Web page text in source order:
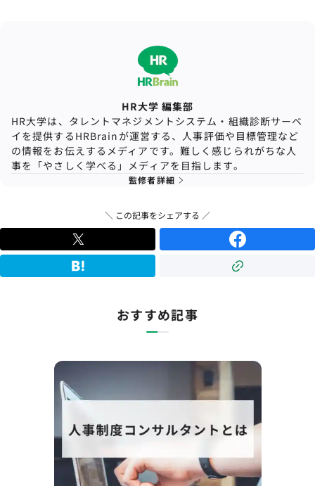
HR大学 編集部
HR大学は、タレントマネジメントシステム・組織診断サーベ
イを提供するHRBrainが運営する、人事評価や目標管理など
の情報をお伝えするメディアです。難しく感じられがちな人
事を「やさしく学べる」メディアを目指します。
監修者詳細
＼ この記事をシェアする ／
おすすめ記事